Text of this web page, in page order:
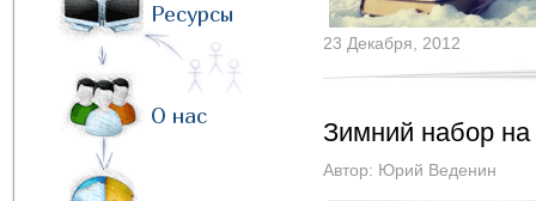
Ресурсы
О нас
23 Декабря, 2012
Зимний набор на
Автор: Юрий Веденин